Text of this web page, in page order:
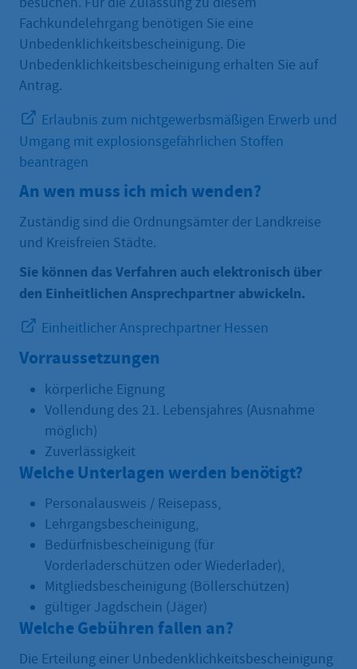
Fachkundelehrgang benötigen Sie eine
Unbedenklichkeitsbescheinigung. Die
Unbedenklichkeitsbescheinigung erhalten Sie auf
Antrag.
Erlaubnis zum nichtgewerbsmäßigen Erwerb und
Umgang mit explosionsgefährlichen Stoffen
beantragen
An wen muss ich mich wenden?
Zuständig sind die Ordnungsämter der Landkreise
und Kreisfreien Städte.
Sie können das Verfahren auch elektronisch über
den Einheitlichen Ansprechpartner abwickeln.
Einheitlicher Ansprechpartner Hessen
Vorraussetzungen
körperliche Eignung
Vollendung des 21. Lebensjahres (Ausnahme
möglich)
Zuverlässigkeit
Welche Unterlagen werden benötigt?
Personalausweis / Reisepass,
Lehrgangsbescheinigung,
Bedürfnisbescheinigung (für
Vorderladerschützen oder Wiederlader),
Mitgliedsbescheinigung (Böllerschützen)
gültiger Jagdschein (Jäger)
Welche Gebühren fallen an?
Die Erteilung einer Unbedenklichkeitsbescheinigung